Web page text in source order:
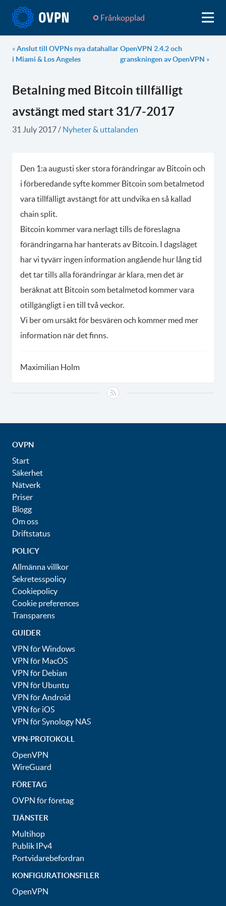
Frånkopplad
«Anslut till OVPNs nya datahallar
i Miami & Los Angeles
OpenVPN 2.4.2 och
granskningen av OpenVPN »
Betalning med Bitcoin tillfälligt
avstängt med start 31/7-2017
31 July 2017/ Nyheter & uttalanden
Den 1:a augusti sker stora förändringar av Bitcoin och
i förberedande syfte kommer Bitcoin som betalmetod
vara tillfälligt avstängt för att undvika en så kallad
chain split.
Bitcoin kommer vara nerlagt tills de föreslagna
förändringarna har hanterats av Bitcoin. I dagsläget
har vi tyvärr ingen information angående hur lång tid
det tar tills alla förändringar är klara, men det är
beräknat att Bitcoin som betalmetod kommer vara
otillgängligt i en till två veckor.
Vi ber om ursäkt för besvären och kommer med mer
information när det finns.
Maximilian Holm
OVPN
Start
Säkerhet
Nätverk
Priser
Blogg
Om oss
Driftstatus
POLICY
Allmänna villkor
Sekretesspolicy
Cookiepolicy
Cookie preferences
Transparens
GUIDER
VPN för Windows
VPN för MacOS
VPN för Debian
VPN för Ubuntu
VPN för Android
VPN för iOS
VPN för Synology NAS
VPN-PROTOKOLL
OpenVPN
WireGuard
FÖRETAG
OVPN för företag
TJÄNSTER
Multihop
Publik IPv4
Portvidarebefordran
KONFIGURATIONSFILER
OpenVPN